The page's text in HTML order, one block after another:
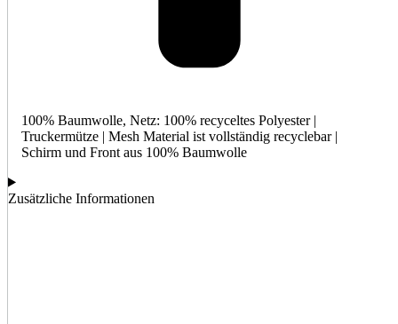
100% Baumwolle, Netz: 100% recyceltes Polyester |
Truckermütze | Mesh Material ist vollständig recyclebar |
Schirm und Front aus 100% Baumwolle
Zusätzliche Informationen